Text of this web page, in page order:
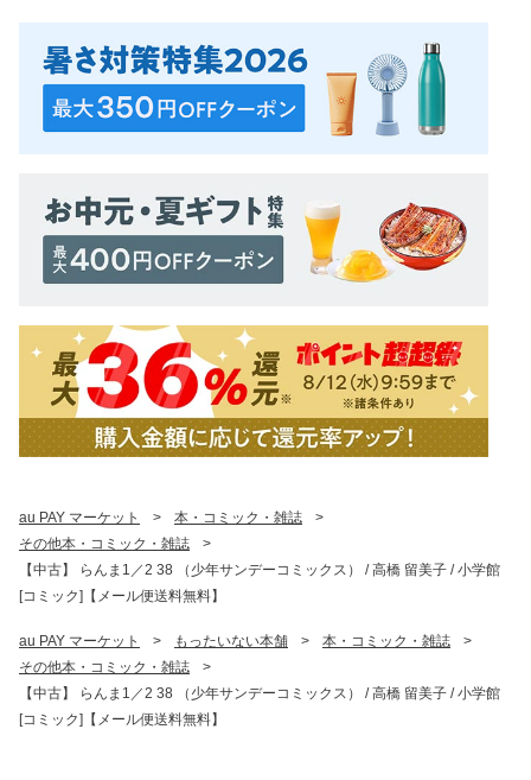
au PAY マーケット > 本・コミック・雑誌
>
その他本・コミック・雑誌
>
【中古】 らんま1／2 38 （少年サンデーコミックス） / 高橋 留美子 / 小学館
[コミック]【メール便送料無料】
au PAY マーケット > もったいない本舗 > 本・コミック・雑誌
>
その他本・コミック・雑誌
>
【中古】 らんま1／2 38 （少年サンデーコミックス） / 高橋 留美子 / 小学館
[コミック]【メール便送料無料】